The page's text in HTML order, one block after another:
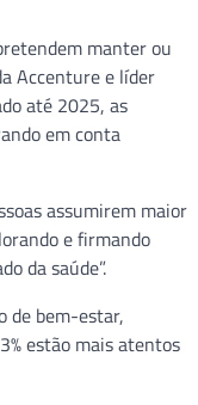
manter ou
Accenture e líder
até 2025, as
em conta
assumirem maior
e firmando
da saúde”.
de bem-estar,
estão mais atentos